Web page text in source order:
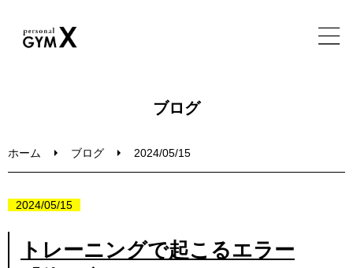
ブログ
ホーム ブログ 2024/05/15
2024/05/15
トレーニングで起こるエラー